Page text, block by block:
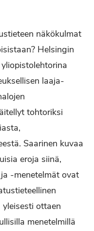
näkökulmat
Helsingin
laaja-
tohtoriksi
Saarinen kuvaa
eroja siinä,
-menetelmät ovat
ottaen
menetelmillä